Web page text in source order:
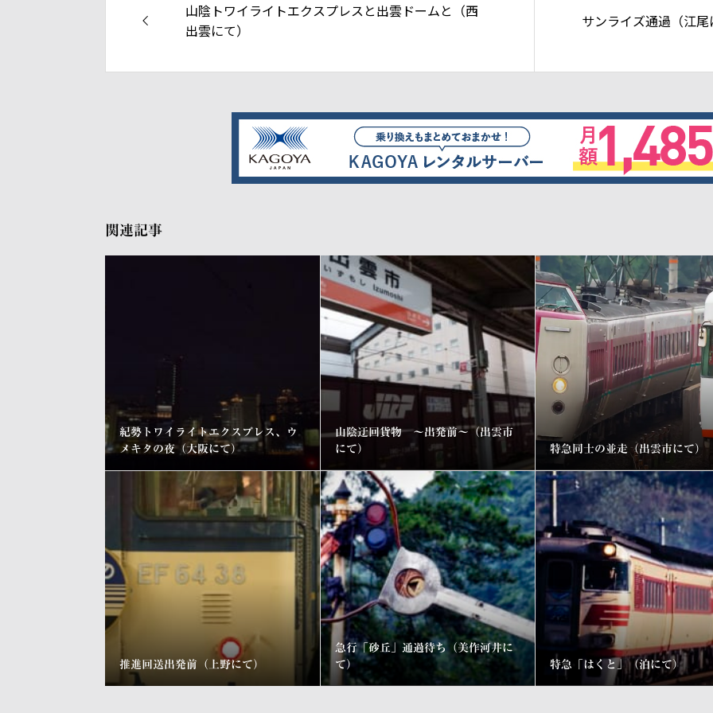
山陰トワイライトエクスプレスと出雲ドームと（西
出雲にて）
サンライズ通過（江
関連記事
紀勢トワイライトエクスプレス、ウ
メキタの夜（大阪にて）
山陰迂回貨物 ～出発前～（出雲市
にて）
特急同士の並走（出雲市にて）
推進回送出発前（上野にて）
急行「砂丘」通過待ち（美作河井に
て）
特急「はくと」（泊にて）